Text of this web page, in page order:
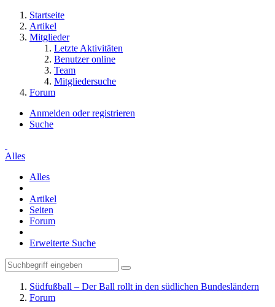
Startseite
Artikel
Mitglieder
Letzte Aktivitäten
Benutzer online
Team
Mitgliedersuche
Forum
Anmelden oder registrieren
Suche
Alles
Alles
Artikel
Seiten
Forum
Erweiterte Suche
Südfußball – Der Ball rollt in den südlichen Bundesländern
Forum